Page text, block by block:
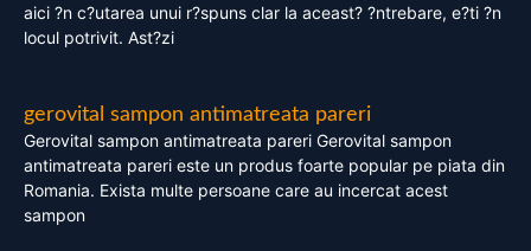
aici ?n c?utarea unui r?spuns clar la aceast? ?ntrebare, e?ti ?n
locul potrivit. Ast?zi
gerovital sampon antimatreata pareri
Gerovital sampon antimatreata pareri Gerovital sampon
antimatreata pareri este un produs foarte popular pe piata din
Romania. Exista multe persoane care au incercat acest
sampon